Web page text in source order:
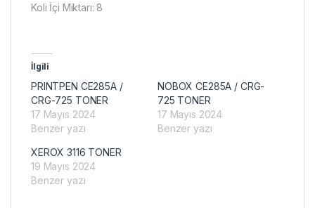
Koli İçi Miktarı: 8
İlgili
PRINTPEN CE285A /
CRG-725 TONER
17 Mayıs 2024
Benzer yazı
NOBOX CE285A / CRG-
725 TONER
17 Mayıs 2024
Benzer yazı
XEROX 3116 TONER
19 Mayıs 2024
Benzer yazı